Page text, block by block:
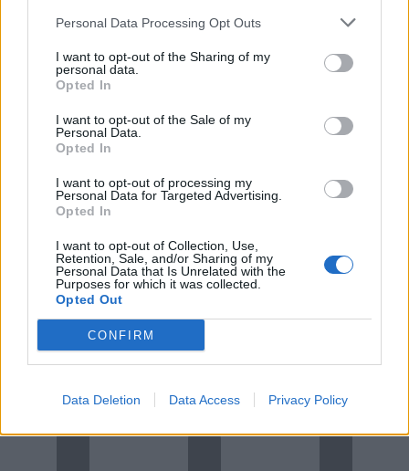
Personal Data Processing Opt Outs
I want to opt-out of the Sharing of my
personal data.
Opted In
I want to opt-out of the Sale of my
Personal Data.
Opted In
I want to opt-out of processing my
Personal Data for Targeted Advertising.
Opted In
I want to opt-out of Collection, Use,
Retention, Sale, and/or Sharing of my
Personal Data that Is Unrelated with the
Purposes for which it was collected.
Opted Out
CONFIRM
Data Deletion Data Access Privacy Policy
RUGALMAS FIZETÉS